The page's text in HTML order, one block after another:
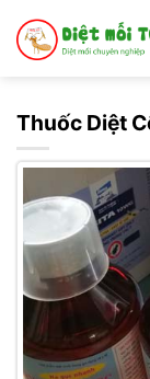
qua
Thuốc Diệt